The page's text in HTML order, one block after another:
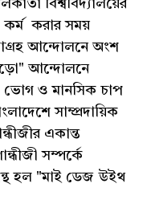
বিশ্ববিদ্যালয়ের
কর্ম করার সময়
আন্দোলনে অংশ
আন্দোলনে
ভোগ ও মানসিক চাপ
সাম্প্রদায়িক
একান্ত
সম্পর্কে
হল "মাই ডেজ উইথ